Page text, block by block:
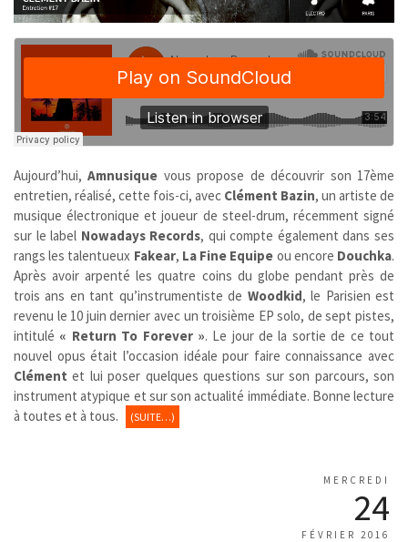
Aujourd’hui,Amnusique vous propose de découvrir son 17ème
entretien, réalisé, cette fois-ci, avec Clément Bazin, un artiste de
musique électronique et joueur de steel-drum, récemment signé
sur le label Nowadays Records, qui compte également dans ses
rangs les talentueux Fakear, La Fine Equipe ou encore Douchka.
Après avoir arpenté les quatre coins du globe pendant près de
trois ans en tant qu’instrumentiste de Woodkid, le Parisien est
revenu le 10 juin dernier avec un troisième EP solo, de sept pistes,
intitulé « Return To Forever ». Le jour de la sortie de ce tout
nouvel opus était l’occasion idéale pour faire connaissance avec
Clément et lui poser quelques questions sur son parcours, son
instrument atypique et sur son actualité immédiate. Bonne lecture
à toutes et à tous.
(SUITE…)
MERCREDI
24
FÉVRIER 2016